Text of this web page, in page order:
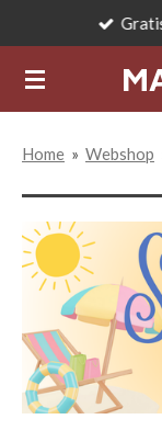
naar
de
Home » Webshop